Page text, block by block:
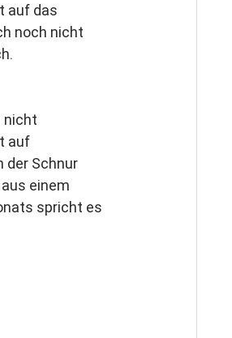
auf das
noch nicht
nicht
auf
der Schnur
einem
spricht es